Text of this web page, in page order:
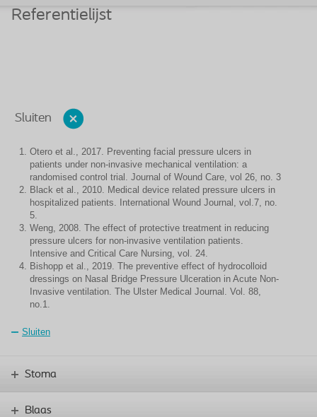
Referentielijst
Sluiten
Otero et al., 2017. Preventing facial pressure ulcers in
patients under non-invasive mechanical ventilation: a
randomised control trial. Journal of Wound Care, vol 26, no. 3
Black et al., 2010. Medical device related pressure ulcers in
hospitalized patients. International Wound Journal, vol.7, no.
5.​ ​
Weng, 2008. The effect of protective treatment in reducing
pressure ulcers for non-invasive ventilation patients.
Intensive and Critical Care Nursing, vol. 24.​ ​
Bishopp et al., 2019. The preventive effect of hydrocolloid
dressings on Nasal Bridge Pressure Ulceration in Acute Non-
Invasive ventilation. The Ulster Medical Journal. Vol. 88,
no.1.
Sluiten
Stoma
Blaas